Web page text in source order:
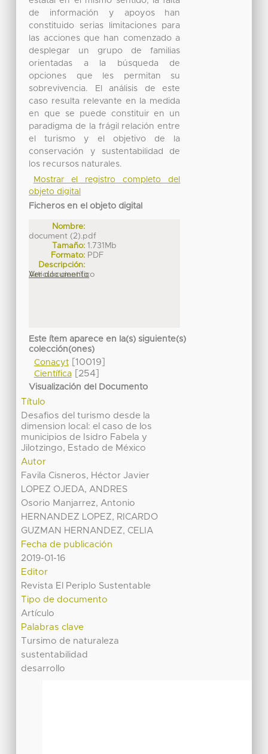
de información y apoyos han
constituido serias limitaciones para
las acciones que han comenzado a
desplegar un grupo de familias
orientadas a la búsqueda de
opciones que les permitan su
sobrevivencia. El análisis de este
caso resulta relevante en la medida
en que se puede constituir en un
paradigma de la frágil relación entre
el turismo y el objetivo de la
conservación y sustentabilidad de
los recursos naturales.
Mostrar el registro completo del
objeto digital
Ficheros en el objeto digital
Nombre:
document (2).pdf
Tamaño: 1.731Mb
Formato: PDF
Descripción:
Articulo científico
Ver documento
Este ítem aparece en la(s) siguiente(s)
colección(ones)
Conacyt[10019]
Científica[254]
Visualización del Documento
Título
Desafios del turismo desde la
dimension local: el caso de los
municipios de Isidro Fabela y
Jilotzingo, Estado de México
Autor
Favila Cisneros, Héctor Javier
LOPEZ OJEDA, ANDRES
Osorio Manjarrez, Antonio
HERNANDEZ LOPEZ, RICARDO
GUZMAN HERNANDEZ, CELIA
Fecha de publicación
2019-01-16
Editor
Revista El Periplo Sustentable
Tipo de documento
Artículo
Palabras clave
Tursimo de naturaleza
sustentabilidad
desarrollo